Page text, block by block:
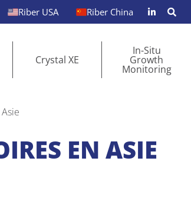
Riber USA Riber China
Crystal XE
In-Situ
Growth
Monitoring
EN ASIE